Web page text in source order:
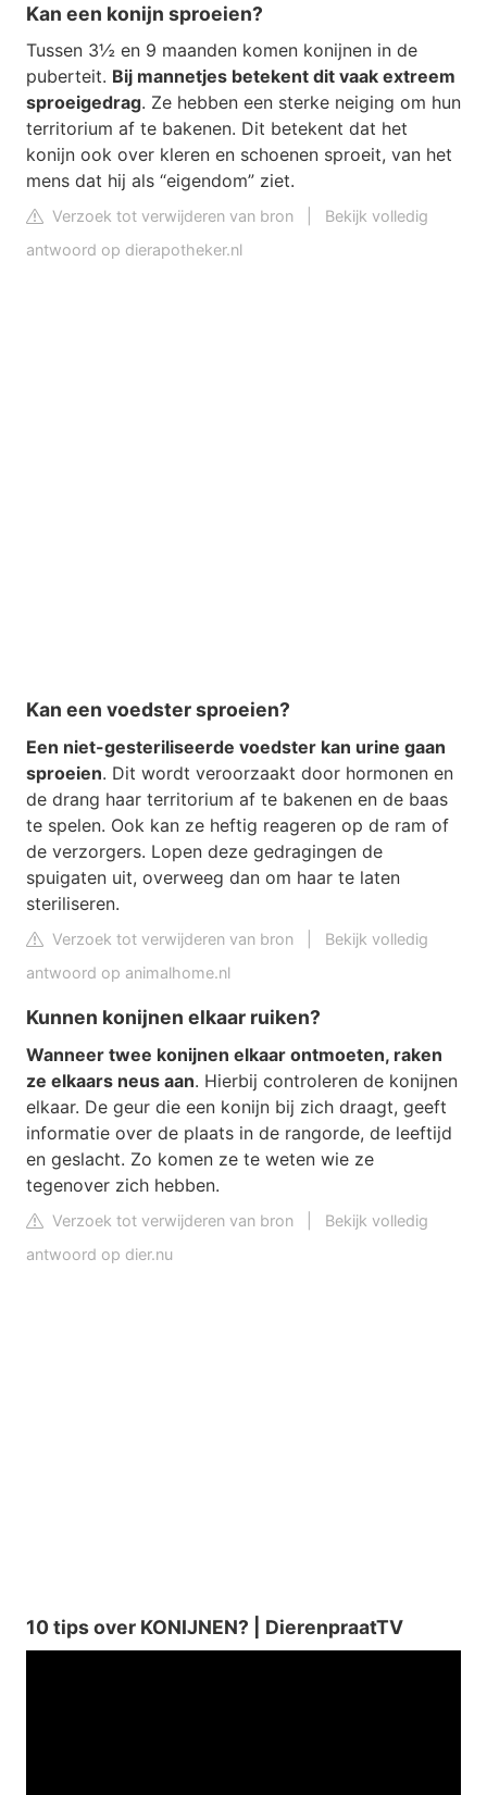
Kan een konijn sproeien?
Tussen 3½ en 9 maanden komen konijnen in de
puberteit. Bij mannetjes betekent dit vaak extreem
sproeigedrag. Ze hebben een sterke neiging om hun
territorium af te bakenen. Dit betekent dat het
konijn ook over kleren en schoenen sproeit, van het
mens dat hij als “eigendom” ziet.
Verzoek tot verwijderen van bron
Bekijk volledig
antwoord op dierapotheker.nl
Kan een voedster sproeien?
Een niet-gesteriliseerde voedster kan urine gaan
sproeien. Dit wordt veroorzaakt door hormonen en
de drang haar territorium af te bakenen en de baas
te spelen. Ook kan ze heftig reageren op de ram of
de verzorgers. Lopen deze gedragingen de
spuigaten uit, overweeg dan om haar te laten
steriliseren.
Verzoek tot verwijderen van bron
Bekijk volledig
antwoord op animalhome.nl
Kunnen konijnen elkaar ruiken?
Wanneer twee konijnen elkaar ontmoeten, raken
ze elkaars neus aan. Hierbij controleren de konijnen
elkaar. De geur die een konijn bij zich draagt, geeft
informatie over de plaats in de rangorde, de leeftijd
en geslacht. Zo komen ze te weten wie ze
tegenover zich hebben.
Verzoek tot verwijderen van bron
Bekijk volledig
antwoord op dier.nu
10 tips over KONIJNEN? | DierenpraatTV